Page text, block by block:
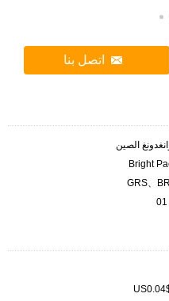
اتصل بنا
الصين
Bright
GRS、